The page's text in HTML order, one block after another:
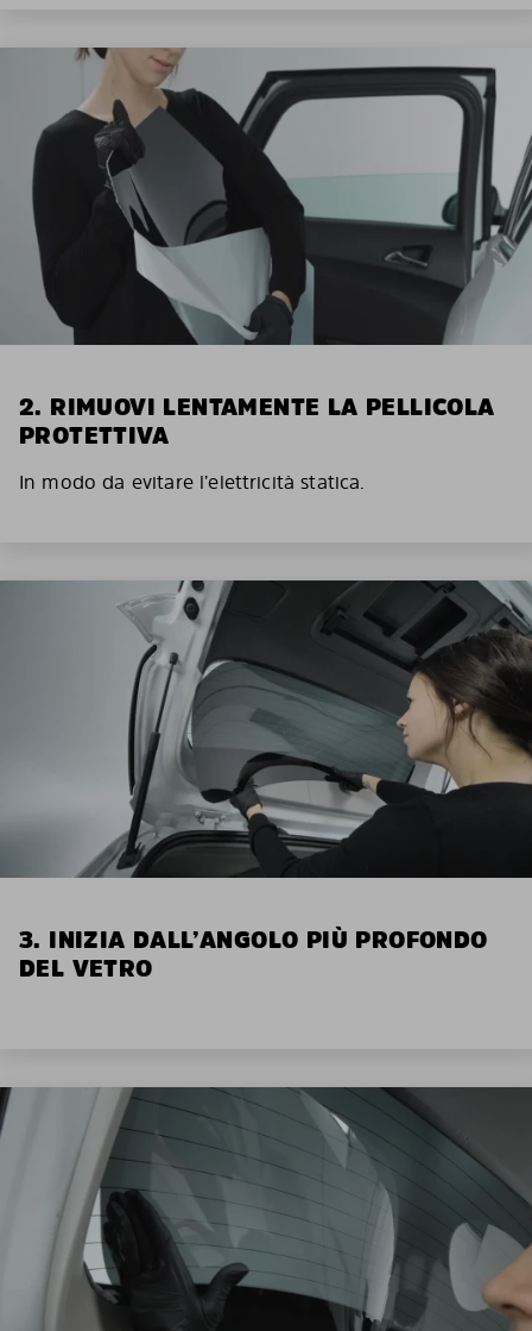
2. RIMUOVI LENTAMENTE LA PELLICOLA
PROTETTIVA
In modo da evitare l’elettricità statica.
3. INIZIA DALL’ANGOLO PIÙ PROFONDO
DEL VETRO